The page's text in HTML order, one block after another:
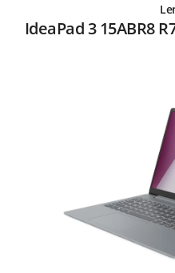
IdeaPad 3 15ABR8